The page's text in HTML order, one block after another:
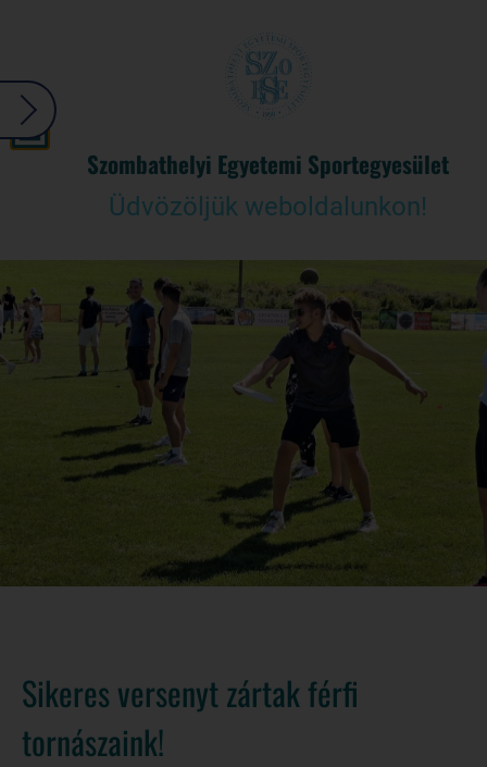
Szombathelyi Egyetemi Sportegyesület
Üdvözöljük weboldalunkon!
Sikeres versenyt zártak férfi
tornászaink!